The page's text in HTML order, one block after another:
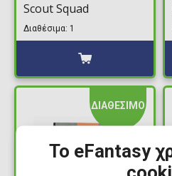
Scout Squad
Διαθέσιμα: 1
ΔΙΑΘΕΣΙΜΟ
Το eFantasy